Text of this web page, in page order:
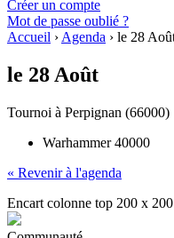
Créer un compte
Mot de passe oublié ?
Accueil › Agenda › le 28
le 28 Août
Tournoi à Perpignan (66000)
Warhammer 40000
« Revenir à l'agenda
Encart colonne top 200 x